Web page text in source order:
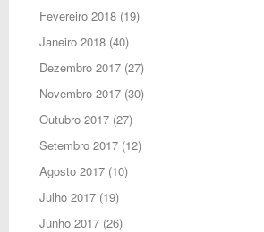
Fevereiro 2018(19)
Janeiro 2018(40)
Dezembro 2017(27)
Novembro 2017(30)
Outubro 2017(27)
Setembro 2017(12)
Agosto 2017(10)
Julho 2017(19)
Junho 2017(26)